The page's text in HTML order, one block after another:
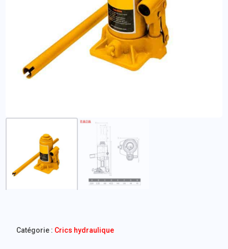
Catégorie : Crics hydraulique